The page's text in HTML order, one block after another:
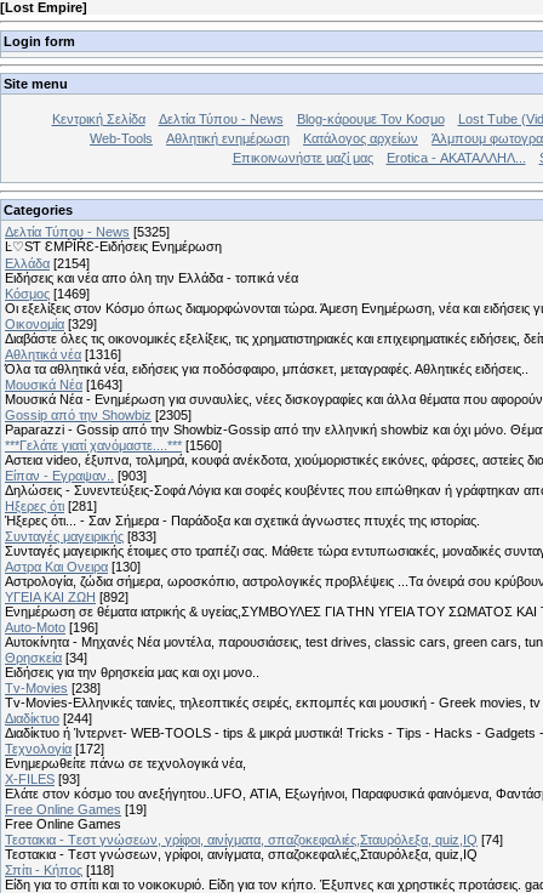
[Lost Empire]
Login form
Site menu
Κεντρική Σελίδα Δελτία Τύπου - News Blog-κάρουμε Τον Κοσμο
Lost Tube
Web-Tools
Αθλητική ενημέρωση Κατάλογος αρχείων
Άλμπουμ
Επικοινωνήστε μαζί μας
Erotica - ΑΚΑΤΑΛΛΗΛ...
Categories
Δελτία Τύπου - News [5325]
Ŀ♡SƬ ƐMṖĪŔƐ-Ειδήσεις Ενημέρωση
Ελλάδα [2154]
Ειδήσεις και νέα απο όλη την Ελλάδα - τοπικά νέα
Κόσμος [1469]
Οι εξελίξεις στον Κόσμο όπως διαμορφώνονται τώρα. Άμεση Ενημέρωση, νέα και
Οικονομία [329]
Διαβάστε όλες τις οικονομικές εξελίξεις, τις χρηματιστηριακές και επιχειρηματικές ειδήσεις,
Αθλητικά νέα [1316]
Όλα τα αθλητικά νέα, ειδήσεις για ποδόσφαιρο, μπάσκετ, μεταγραφές. Αθλητικές ειδήσεις..
Μουσικά Νέα [1643]
Μουσικά Νέα - Ενημέρωση για συναυλίες, νέες δισκογραφίες και άλλα θέματα που
Gossip από την Showbiz [2305]
Paparazzi - Gossip από την Showbiz-Gossip από την ελληνική showbiz και όχι μόνο.
***Γελάτε γιατί χανόμαστε....*** [1560]
Αστεια video, έξυπνα, τολμηρά, κουφά ανέκδοτα, χιούμοριστικές εικόνες, φάρσες, αστείες
Είπαν - Εγραψαν..
[903]
Δηλώσεις - Συνεντεύξεις-Σοφά Λόγια και σοφές κουβέντες που ειπώθηκαν ή
Hξερες ότι [281]
Ήξερες ότι... - Σαν Σήμερα - Παράδοξα και σχετικά άγνωστες πτυχές της ιστορίας.
Συνταγές μαγειρικής [833]
Συνταγές μαγειρικής έτοιμες στο τραπέζι σας. Μάθετε τώρα εντυπωσιακές, μοναδικές
Αστρα Και Ονειρα [130]
Αστρολογία, ζώδια σήμερα, ωροσκόπιο, αστρολογικές προβλέψεις ...Τα όνειρά σου
ΥΓΕΙΑ ΚΑΙ ΖΩΗ [892]
Eνημέρωση σε θέματα ιατρικής & υγείας,ΣΥΜΒΟΥΛΕΣ ΓΙΑ ΤΗΝ ΥΓΕΙΑ ΤΟΥ ΣΩΜΑΤΟΣ
Auto-Moto [196]
Αυτοκίνητα - Μηχανές Νέα μοντέλα, παρουσιάσεις, test drives, classic cars, green cars,
Θρησκεία [34]
Ειδήσεις για την θρησκεία μας και οχι μονο..
Tv-Movies [238]
Tv-Movies-Ελληνικές ταινίες, τηλεοπτικές σειρές, εκπομπές και μουσική - Greek movies,
Διαδίκτυο [244]
Διαδίκτυο ή Ίντερνετ- WEB-TOOLS - tips & μικρά μυστικά! Tricks - Tips - Hacks - Gadgets
Τεχνολογία [172]
Ενημερωθείτε πάνω σε τεχνολογικά νέα,
X-FILES [93]
Ελάτε στον κόσμο του ανεξήγητου..UFO, ΑΤΙΑ, Εξωγήινοι, Παραφυσικά φαινόμενα,
Free Online Games [19]
Free Online Games
Τεστακια - Tεστ γνώσεων, γρίφοι, αινίγματα, σπαζοκεφαλιές,Σταυρόλεξα, quiz,IQ [74]
Τεστακια - Tεστ γνώσεων, γρίφοι, αινίγματα, σπαζοκεφαλιές,Σταυρόλεξα, quiz,IQ
Σπίτι - Κήπος [118]
Είδη για το σπίτι και το νοικοκυριό. Είδη για τον κήπο. Έξυπνες και χρηστικές προτάσεις.